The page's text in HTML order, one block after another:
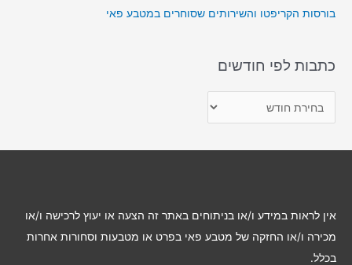
בורסות הקריפטו והשירותים שסוחרים במטבע פאי
כתבות לפי חודשים
ת
אין לראות במידע ו/או בניתוחים באתר זה הצעה או יעוץ לרכישה ו/או
מכירה ו/או החזקה של מטבע פאי בפרט או מטבעות וסחורות אחרות
בכלל.